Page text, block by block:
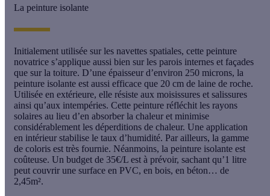
La peinture isolante
Initialement utilisée sur les navettes spatiales, cette peinture
novatrice s’applique aussi bien sur les parois internes et façades
que sur la toiture. D’une épaisseur d’environ 250 microns, la
peinture isolante est aussi efficace que 20 cm de laine de roche.
Utilisée en extérieure, elle résiste aux moisissures et salissures
ainsi qu’aux intempéries. Cette peinture réfléchit les rayons
solaires au lieu d’en absorber la chaleur et minimise
considérablement les déperditions de chaleur. Une application
en intérieur stabilise le taux d’humidité. Par ailleurs, la gamme
de coloris est très fournie. Néanmoins, la peinture isolante est
coûteuse. Un budget de 35€/L est à prévoir, sachant qu’1 litre
peut couvrir une surface en PVC, en bois, en béton… de
2,45m².